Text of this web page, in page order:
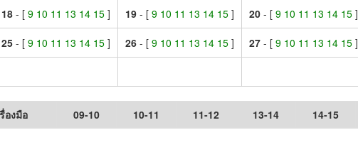
18 - [9 10 11 13 14 15] 19 - [9 10 11 13 14 15] 20 - [9 10 11 13 14 15]
25 - [9 10 11 13 14 15] 26 - [9 10 11 13 14 15] 27 - [9 10 11 13 14 15]
องมือ 09-10 10-11 11-12 13-14 14-15